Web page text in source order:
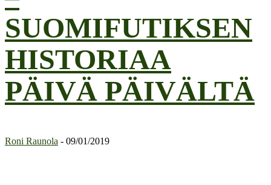
SUOMIFUTIKSEN
HISTORIAA
PÄIVÄ PÄIVÄLTÄ
Roni Raunola - 09/01/2019